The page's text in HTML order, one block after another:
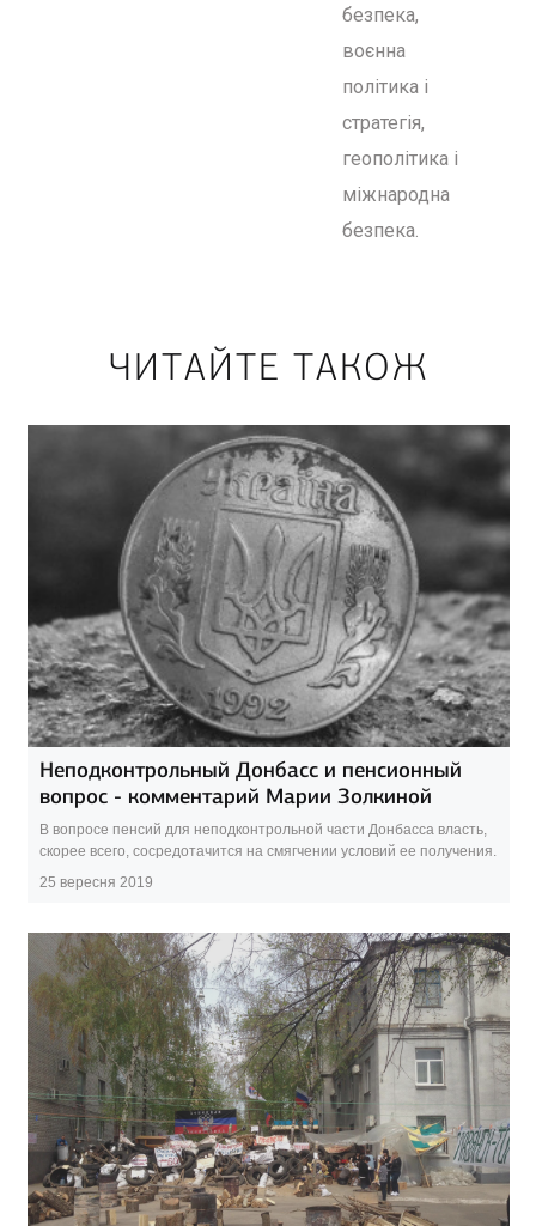
безпека,
воєнна
політика і
стратегія,
геополітика і
міжнародна
безпека.
ЧИТАЙТЕ ТАКОЖ
Неподконтрольный Донбасс и пенсионный
вопрос - комментарий Марии Золкиной
В вопросе пенсий для неподконтрольной части Донбасса власть,
скорее всего, сосредотачится на смягчении условий ее получения.
25 вересня 2019